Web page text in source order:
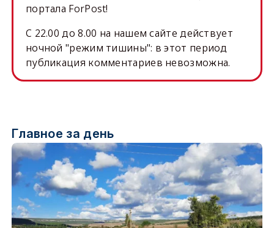
портала ForPost!
C 22.00 до 8.00 на нашем сайте действует
ночной "режим тишины": в этот период
публикация комментариев невозможна.
Главное за день